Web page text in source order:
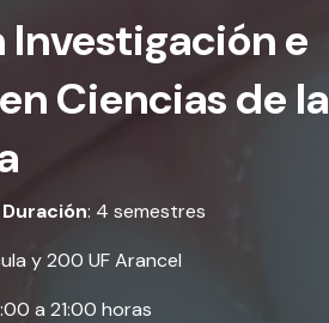
Investigación e
Ciencias de la
Duración: 4 semestres
y 200 UF Arancel
a 21:00 horas